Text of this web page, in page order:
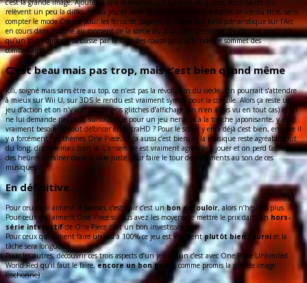
c’est la grande image. Ajoutez à cela la taverne, un système de quêtes secondaires qui
relèvent un peu la difficulté du jeu et rallongent notablement la durée de vie du titre, sans
compter le mode Colisée pour les férus de bagarre, qui base son fond scénaristique sur l’Arc
en cours dans l’animé au moment de la sortie du jeu : l’Arc Dressrosa. Ce dernier mode n’a
qu’un but : imposer sa classe par la force des coups pour atteindre le sommet des
combattants.
C’est beau mais pas trop, mais c’est bien quand même
Joli, soigné mais sans être au top, ce n’est pas la révolution du siècle. On pourrait s’attendre
à mieux sur Wii U, sur 3DS le rendu est vraiment sympa pour la console. Alors ça reste un
jeu d’action et on n’y voit pas de gros glitches d’affichage (on n’en a pas vu en tout cas) et on
ne lui demande pas plus, surtout que pour un jeu nerveux à la touche japonisante, y a t-il
vraiment besoin de tout défoncer en UltraHD ? Pour le son il y en a déjà c’est bien, ensuite il
y a forcément des thèmes One Piece, et ça aussi c’est bien, et la musique reste agréable tout
du long, discrète mais bien là. L’ensemble est vraiment agréable à jouer et on perd facilement
des heures à traîner dans la ville juste pour faire le tour des bâtiments au son de ces
musiques.
En définitive…
Pour ceux qui aiment la baston, c’est clair c’est unbon défouloir, alors n’hésitez plus.
Pour ceux qui aiment One Piece si vous avez les moyens de mettre le prix dans un hors-
série interactifde One Piece c’est un bon investissement.
Pour ceux qui aiment faire un jeu à 100% ce jeu est vraimentplutôt bien fourni et la
tâche sera longue.
Pour les autres, découvrir ces trois aspects d’un jeu en un c’est avec One Piece Unlimited
World Red qu’il faut le faire,encore un bon point
, comme promis la grande image
(cochonne):